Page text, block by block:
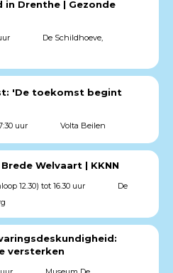
in Drenthe | Gezonde
De Schildhoeve,
'De toekomst begint
uur Volta Beilen
Welvaart | KKNN
12.30) tot 16.30 uur
De
versterken